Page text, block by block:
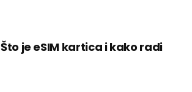
Što je eSIM kartica i kako radi